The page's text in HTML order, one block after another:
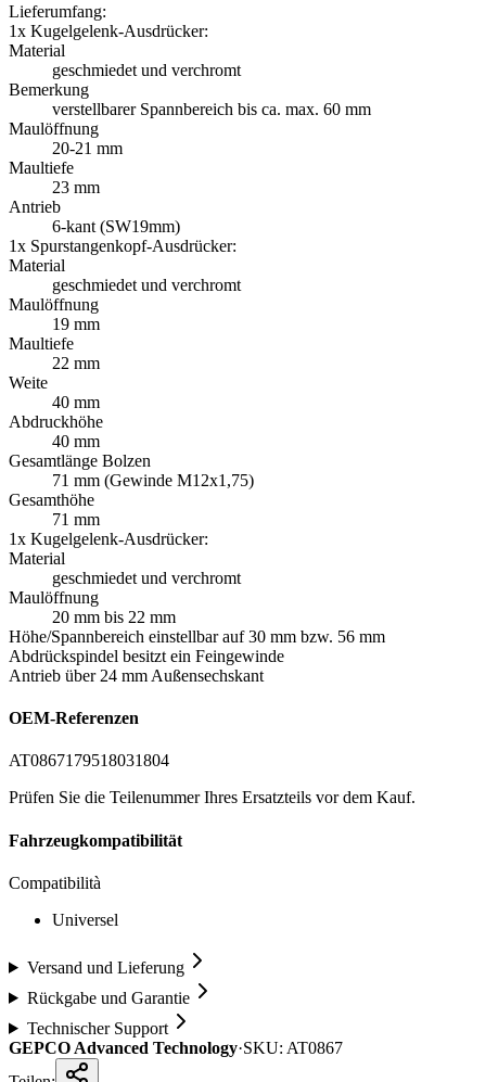
Lieferumfang:
1x Kugelgelenk-Ausdrücker:
Material
geschmiedet und verchromt
Bemerkung
verstellbarer Spannbereich bis ca. max. 60 mm
Maulöffnung
20-21 mm
Maultiefe
23 mm
Antrieb
6-kant (SW19mm)
1x Spurstangenkopf-Ausdrücker:
Material
geschmiedet und verchromt
Maulöffnung
19 mm
Maultiefe
22 mm
Weite
40 mm
Abdruckhöhe
40 mm
Gesamtlänge Bolzen
71 mm (Gewinde M12x1,75)
Gesamthöhe
71 mm
1x Kugelgelenk-Ausdrücker:
Material
geschmiedet und verchromt
Maulöffnung
20 mm bis 22 mm
Höhe/Spannbereich einstellbar auf 30 mm bzw. 56 mm
Abdrückspindel besitzt ein Feingewinde
Antrieb über 24 mm Außensechskant
OEM-Referenzen
AT0867179518031804
Prüfen Sie die Teilenummer Ihres Ersatzteils vor dem Kauf.
Fahrzeugkompatibilität
Compatibilità
Universel
Versand und Lieferung
Rückgabe und Garantie
Technischer Support
GEPCO Advanced Technology·SKU: AT0867